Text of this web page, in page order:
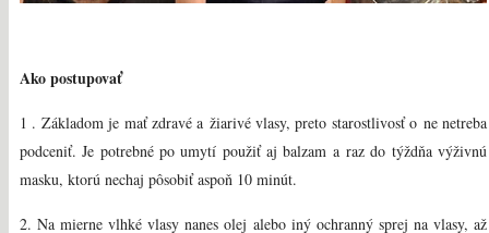
Ako postupovať
1 . Základom je mať zdravé a žiarivé vlasy, preto starostlivosť o ne netreba
podceniť. Je potrebné po umytí použiť aj balzam a raz do týždňa výživnú
masku, ktorú nechaj pôsobiť aspoň 10 minút.
2. Na mierne vlhké vlasy nanes olej alebo iný ochranný sprej na vlasy, až